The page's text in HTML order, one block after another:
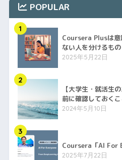
POPULAR
1
Coursera Plusは意
ない人を分けるもの
2025年5月22日
2
【大学生・就活生
前に確認しておく
2024年5月10日
3
Coursera「AI For
2025年7月22日